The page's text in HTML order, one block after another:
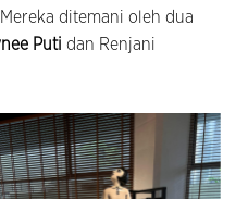
ditemani oleh dua
Puti dan Renjani